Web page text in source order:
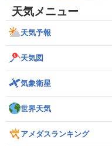
天気メニュー
天気予報
天気図
気象衛星
世界天気
アメダスランキング